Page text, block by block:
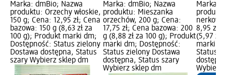
Marka: dmBio; Nazwa
produktu: Orzechy włoskie,
150 g; Cena: 12,95 zł; Cena
bazowa: 150 g (8,63 zł za
100 g); Produkt marki dm;
Dostępność: Status zielony
Dostawa dostępna, Status
szary Wybierz sklep dm
Marka: dmBio; Nazwa
produktu: Mieszanka
orzechów, 200 g; Cena:
17,75 zł; Cena bazowa: 200
g (8,88 zł za 100 g); Produkt
marki dm; Dostępność:
Status zielony Dostawa
dostępna, Status szary
Wybierz sklep dm
Marka:
8,95 zł;
(5,97 zł
marki
Status
Wybierz